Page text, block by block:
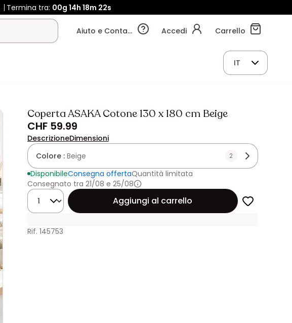
Termina tra:00g 14h 18m 21s
Aiuto e Contatti Accedi Carrello
IT
Coperta ASAKA Cotone 130 x 180 cm Beige
CHF 59.99
DescrizioneDimensioni
Colore : Beige 2
DisponibileConsegna offertaQuantità limitata
Consegnato tra 21/08 e 25/08
Quantità
Aggiungi al carrello
Rif. 145753